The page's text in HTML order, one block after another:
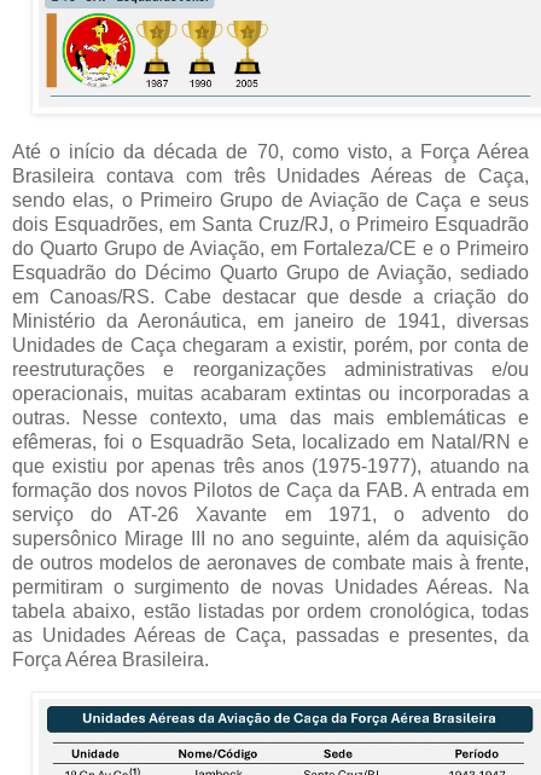
Até o início da década de 70, como visto, a Força Aérea
Brasileira contava com três Unidades Aéreas de Caça,
sendo elas, o Primeiro Grupo de Aviação de Caça e seus
dois Esquadrões, em Santa Cruz/RJ, o Primeiro Esquadrão
do Quarto Grupo de Aviação, em Fortaleza/CE e o Primeiro
Esquadrão do Décimo Quarto Grupo de Aviação, sediado
em Canoas/RS. Cabe destacar que desde a criação do
Ministério da Aeronáutica, em janeiro de 1941, diversas
Unidades de Caça chegaram a existir, porém, por conta de
reestruturações e reorganizações administrativas e/ou
operacionais, muitas acabaram extintas ou incorporadas a
outras. Nesse contexto, uma das mais emblemáticas e
efêmeras, foi o Esquadrão Seta, localizado em Natal/RN e
que existiu por apenas três anos (1975-1977), atuando na
formação dos novos Pilotos de Caça da FAB. A entrada em
serviço do AT-26 Xavante em 1971, o advento do
supersônico Mirage III no ano seguinte, além da aquisição
de outros modelos de aeronaves de combate mais à frente,
permitiram o surgimento de novas Unidades Aéreas. Na
tabela abaixo, estão listadas por ordem cronológica, todas
as Unidades Aéreas de Caça, passadas e presentes, da
Força Aérea Brasileira.